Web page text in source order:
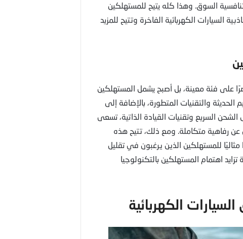
السوق. وهذا كله يتيح للمستهلكين
السيارات الكهربائية الفاخرة وتتيح للمزيد
على فئة معينة، بل أصبح يشمل المستهلكين
والتقنيات المتطورة، بالإضافة إلى
السريع وتقنيات القيادة الذاتية، تسعى
رفاهية متكاملة. ومع ذلك، تتيح هذه
مثاليًا للمستهلكين الذين يرغبون في تقليل
اهتمام المستهلكين بالتكنولوجيا
الكهربائية